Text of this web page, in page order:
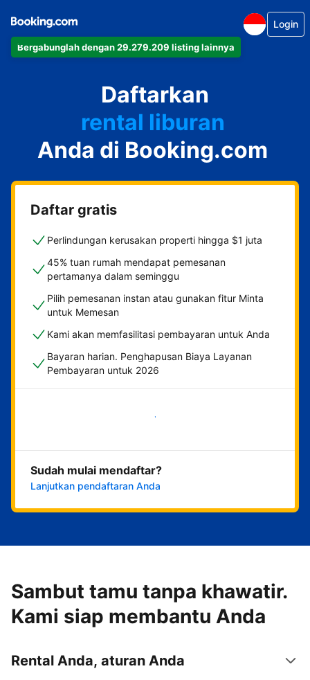
Bergabunglah dengan 29.279.209 listing lainnya
Login
Daftarkan
apartemen
hotel
rental liburan
guest house
bed & breakfast
Anda di Booking.com
Daftar gratis
Perlindungan kerusakan properti hingga $1 juta
45% tuan rumah mendapat pemesanan
pertamanya dalam seminggu
Pilih pemesanan instan atau gunakan fitur Minta
untuk Memesan
Kami akan memfasilitasi pembayaran untuk Anda
Bayaran harian. Penghapusan Biaya Layanan
Pembayaran untuk 2026
Mulai sekarang
Sudah mulai mendaftar?
Lanjutkan pendaftaran Anda
Sambut tamu tanpa khawatir.
Kami siap membantu Anda
Rental Anda, aturan Anda